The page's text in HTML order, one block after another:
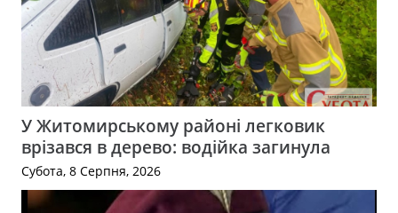
У Житомирському районі легковик
врізався в дерево: водійка загинула
Субота, 8 Серпня, 2026